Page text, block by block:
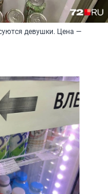
девушки. Цена —